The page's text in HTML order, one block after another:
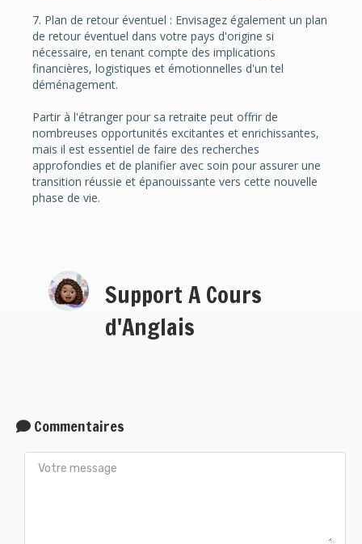
7. Plan de retour éventuel : Envisagez également un plan
de retour éventuel dans votre pays d'origine si
nécessaire, en tenant compte des implications
financières, logistiques et émotionnelles d'un tel
déménagement.
Partir à l'étranger pour sa retraite peut offrir de
nombreuses opportunités excitantes et enrichissantes,
mais il est essentiel de faire des recherches
approfondies et de planifier avec soin pour assurer une
transition réussie et épanouissante vers cette nouvelle
phase de vie.
Support A Cours
d'Anglais
Commentaires